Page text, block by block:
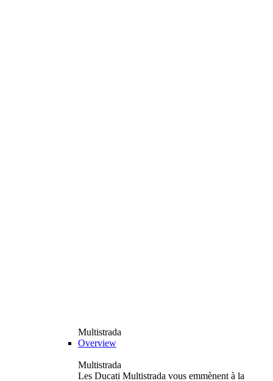
Multistrada
Overview
Multistrada
Les Ducati Multistrada vous emmènent à la